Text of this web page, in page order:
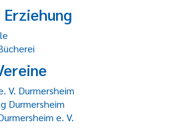
V. Durmersheim
Durmersheim
e. V.